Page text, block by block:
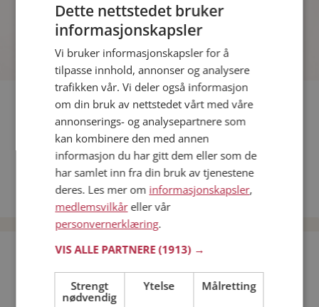
Fler single
Flere singlemenn fra Marker :Eric ,Jørgen
Kvinner fra Marker
Date kvinner i Norge
Date menn i Norge
Bli medlem gratis!
Jeg er en:
Dette nettstedet bruker
informasjonskapsler
Vi bruker informasjonskapsler for å
tilpasse innhold, annonser og analysere
trafikken vår. Vi deler også informasjon
om din bruk av nettstedet vårt med våre
annonserings- og analysepartnere som
kan kombinere den med annen
informasjon du har gitt dem eller som de
har samlet inn fra din bruk av tjenestene
deres. Les mer om informasjonskapsler,
medlemsvilkåreller vår
personvernerklæring.
VIS ALLE PARTNERE(1913) →
Strengt
nødvendig
Ytelse Målretting